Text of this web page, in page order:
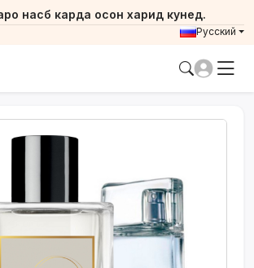
насб карда осон харид кунед.
Русский